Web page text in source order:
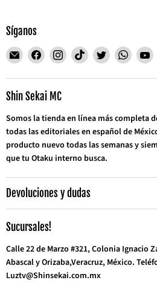
Síganos
Encuéntrenos
Correo
electrónico
Encuéntrenos
Facebook
Encuéntrenos
Instagram
Encuéntrenos
TikTok
Encuéntrenos
Twitter
Shin Sekai MC
Somos la tienda en línea más completa
todas las editoriales en español de
producto nuevo todas las semanas y
que tu Otaku interno busca.
Devoluciones y dudas
Sucursales!
Calle 22 de Marzo #321, Colonia Ignacio
Abascal y Orizaba,Veracruz, México.
Luztv@Shinsekai.com.mx